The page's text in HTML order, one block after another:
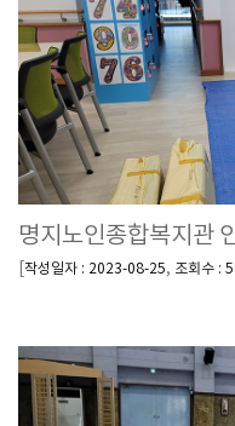
명지노인종합복지관
[작성일자 : 2023-08-25, 조회수 :